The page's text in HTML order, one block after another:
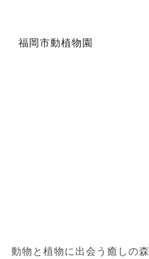
福岡市動植物園
動物と植物に出会う癒しの森